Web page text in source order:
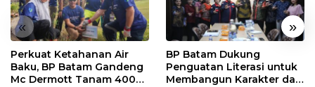
« »
Perkuat Ketahanan Air
Baku, BP Batam Gandeng
Mc Dermott Tanam 400
BP Batam Dukung
Penguatan Literasi untuk
Membangun Karakter dan